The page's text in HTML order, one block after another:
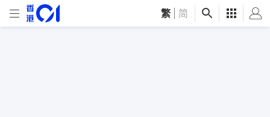
繁 简